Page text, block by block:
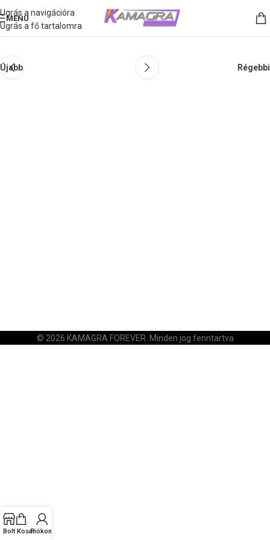
Ugrás a navigációra
Ugrás a fő tartalomra
MENÜ
Újabb Régebbi
© 2026 KAMAGRA FOREVER. Minden jog fenntartva
Bolt KosárFiókom